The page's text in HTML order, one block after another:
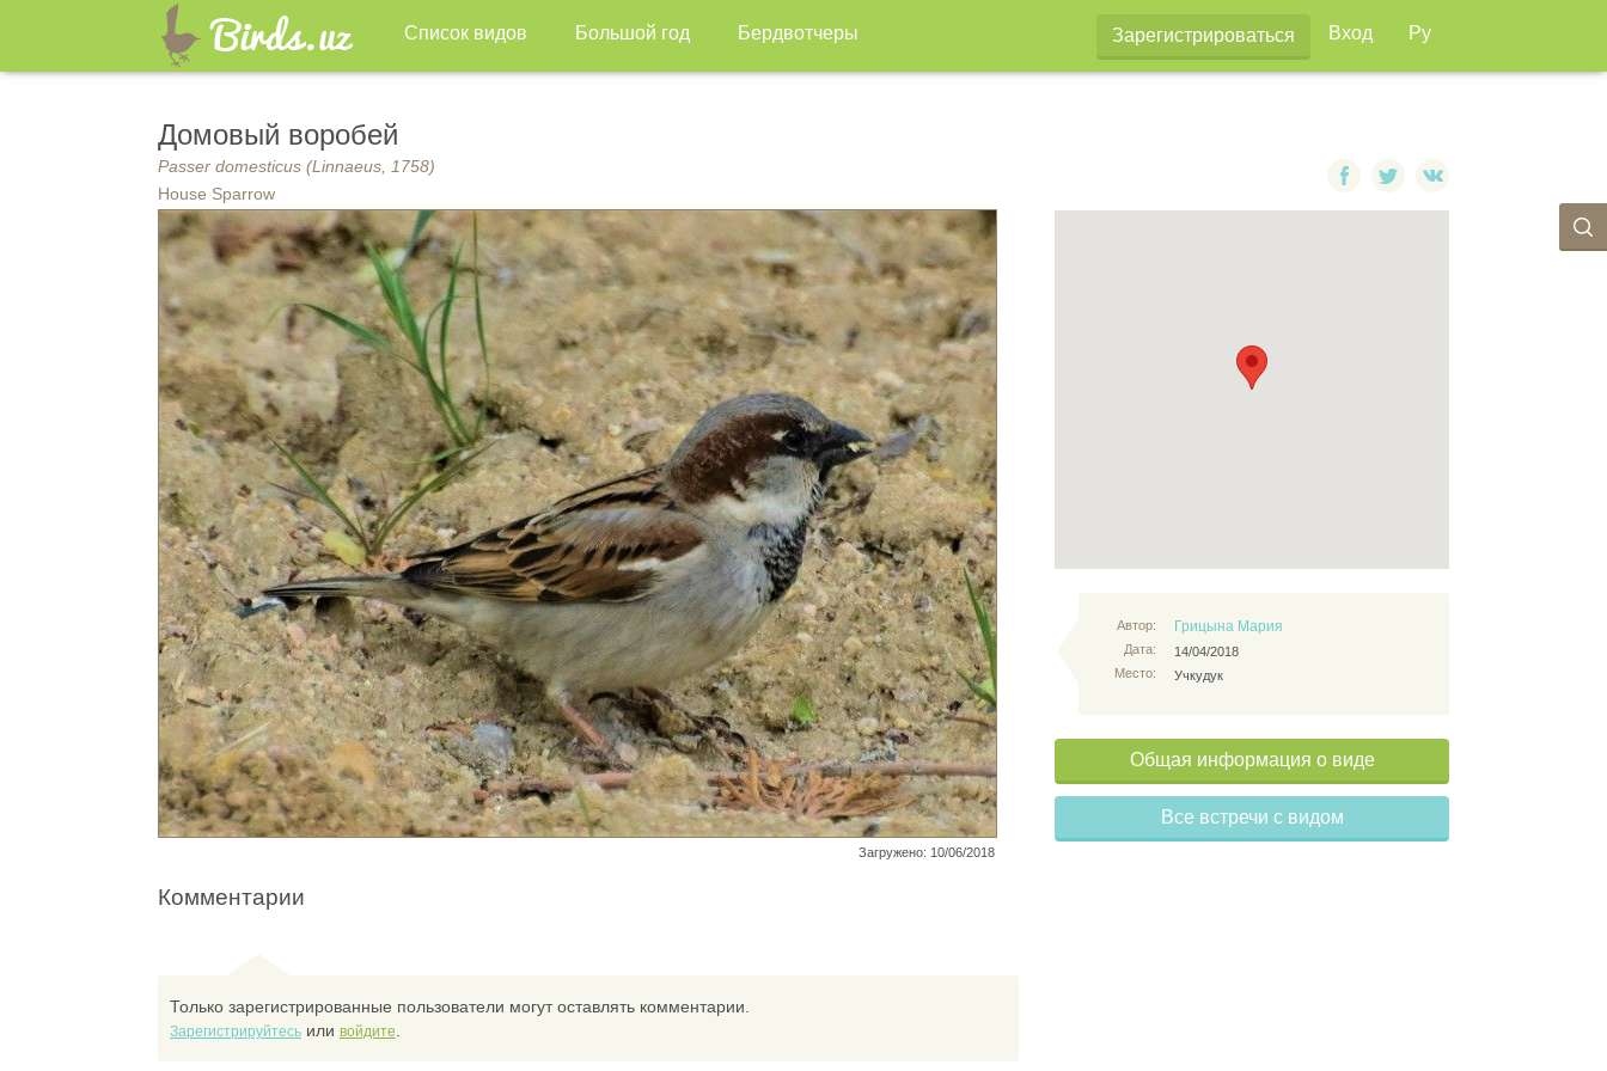
Список видов Большой год Бердвотчеры Зарегистрироваться Вход Ру
Домовый воробей
Passer domesticus (Linnaeus, 1758)
House Sparrow
Загружено: 10/06/2018
Автор:
Дата:
Место:
Грицына Мария
14/04/2018
Учкудук
Общая информация о виде
Все встречи с видом
Комментарии
Только зарегистрированные пользователи могут оставлять комментарии.
Зарегистрируйтесь или войдите